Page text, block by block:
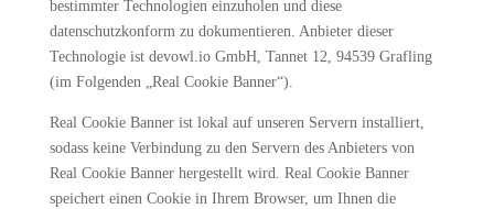
bestimmter Technologien einzuholen und diese
datenschutzkonform zu dokumentieren. Anbieter dieser
Technologie ist devowl.io GmbH, Tannet 12, 94539 Grafling
(im Folgenden „Real Cookie Banner“).
Real Cookie Banner ist lokal auf unseren Servern installiert,
sodass keine Verbindung zu den Servern des Anbieters von
Real Cookie Banner hergestellt wird. Real Cookie Banner
speichert einen Cookie in Ihrem Browser, um Ihnen die